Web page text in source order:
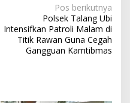
Pos berikutnya
Polsek Talang Ubi
Intensifkan Patroli Malam di
Titik Rawan Guna Cegah
Gangguan Kamtibmas